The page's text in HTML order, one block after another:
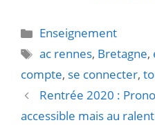
Catégories
Enseignement
Étiquettes
ac rennes, Bretagne,
compte, se connecter,
Rentrée 2020 :
accessible mais au